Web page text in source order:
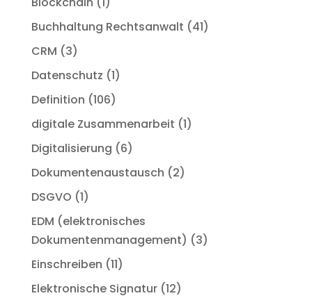
Buchhaltung Rechtsanwalt (41)
CRM (3)
Datenschutz (1)
Definition (106)
digitale Zusammenarbeit (1)
Digitalisierung (6)
Dokumentenaustausch (2)
DSGVO (1)
EDM (elektronisches
Dokumentenmanagement) (3)
Einschreiben (11)
Elektronische Signatur(12)